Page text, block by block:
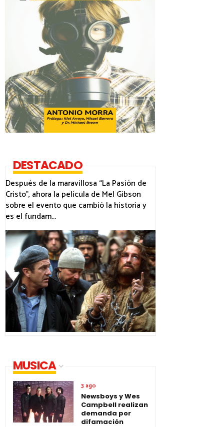
DESTACADO
Después de la maravillosa “La Pasión de
Cristo”, ahora la película de Mel Gibson
sobre el evento que cambió la historia y
es el fundam...
MUSICA
3 ago
Newsboys y Wes
Campbell realizan
demanda por
difamación